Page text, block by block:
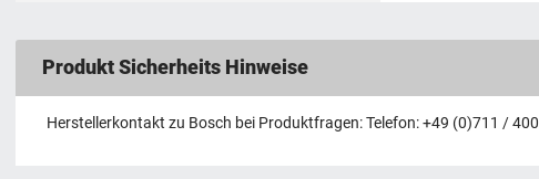
Produkt Sicherheits Hinweise
Herstellerkontakt zu Bosch bei Produktfragen: Telefon: +49 (0)711 /